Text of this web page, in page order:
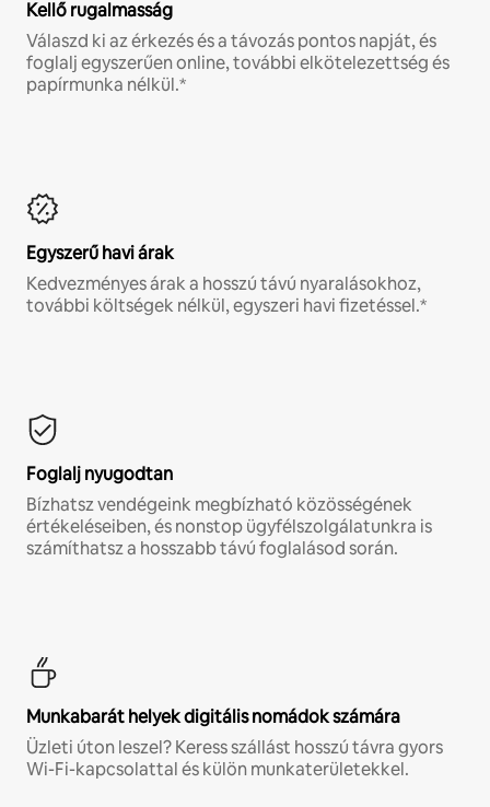
Kellő rugalmasság
Válaszd ki az érkezés és a távozás pontos napját, és
foglalj egyszerűen online, további elkötelezettség és
papírmunka nélkül.*
Egyszerű havi árak
Kedvezményes árak a hosszú távú nyaralásokhoz,
további költségek nélkül, egyszeri havi fizetéssel.*
Foglalj nyugodtan
Bízhatsz vendégeink megbízható közösségének
értékeléseiben, és nonstop ügyfélszolgálatunkra is
számíthatsz a hosszabb távú foglalásod során.
Munkabarát helyek digitális nomádok számára
Üzleti úton leszel? Keress szállást hosszú távra gyors
Wi-Fi-kapcsolattal és külön munkaterületekkel.